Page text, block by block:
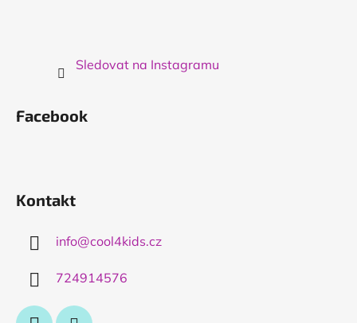
Sledovat na Instagramu
Facebook
Kontakt
info@cool4kids.cz
724914576